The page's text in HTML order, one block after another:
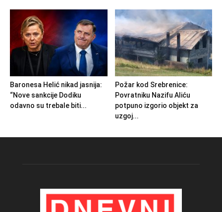
Baronesa Helić nikad jasnija:
“Nove sankcije Dodiku
odavno su trebale biti...
Požar kod Srebrenice:
Povratniku Nazifu Aliću
potpuno izgorio objekt za
uzgoj...